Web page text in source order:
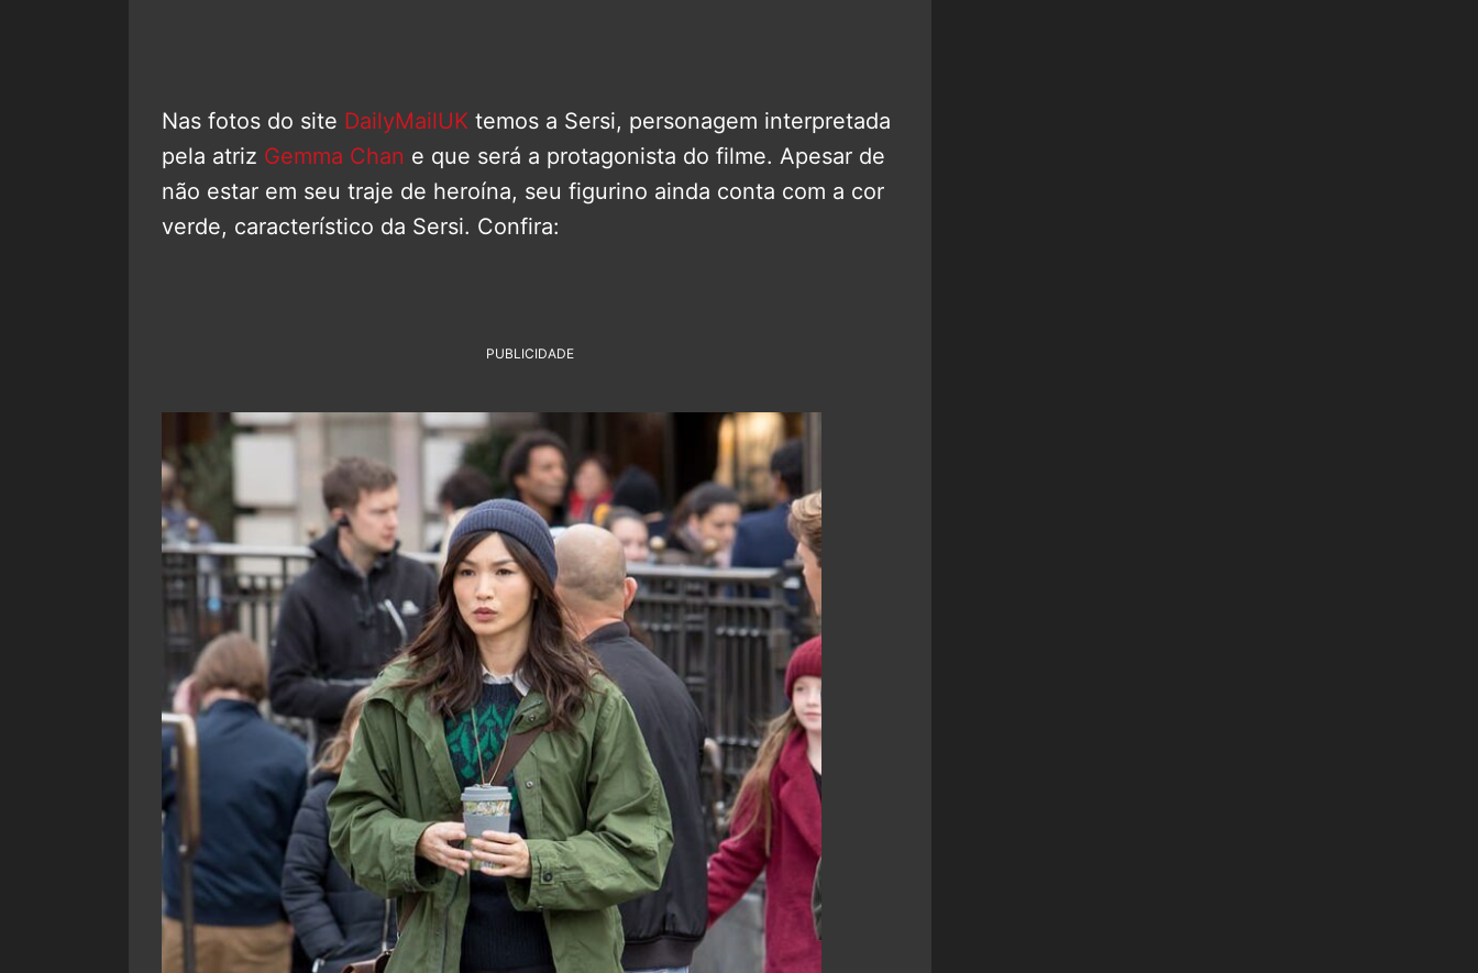
Nas fotos do site DailyMailUK temos a Sersi, personagem interpretada
pela atriz Gemma Chan e que será a protagonista do filme. Apesar de
não estar em seu traje de heroína, seu figurino ainda conta com a cor
verde, característico da Sersi. Confira:
PUBLICIDADE